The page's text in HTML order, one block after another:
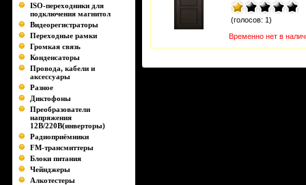
ISO-переходники для
подключения магнитол
Видеорегистраторы
Переходные рамки
Громкая связь
Конденсаторы
Провода, кабели и
аксессуары
Разное
Диктофоны
Преобразователи
напряжения
12В/220В(инверторы)
Радиоприёмники
FM-трансмиттеры
Блоки питания
Чейнджеры
Алкотестеры
(голосов: 1)
Временно нет в